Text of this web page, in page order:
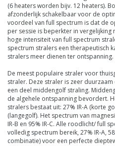
(6 heaters worden bijv. 12 heaters).
afzonderlijk schakelbaar voor de
voordeel van full spectrum is dat de
per sessie is beperkter in
hoge intensiteit van full spectrum
spectrum stralers een therapeutisch
stralers meer dienen ter ontspanning.
De meest populaire straler voor
straler. Deze straler is zeer
een deel middengolf straling.
de algehele ontspanning bevordert.
stralers bestaat uit: 27% IR-A (korte
(langegolf). Het spectrum van
IR-B en 95% IR-C. Alle roodlicht/ full
volledig spectrum bereik, 27% IR-A,
combinatie) voor een perfecte